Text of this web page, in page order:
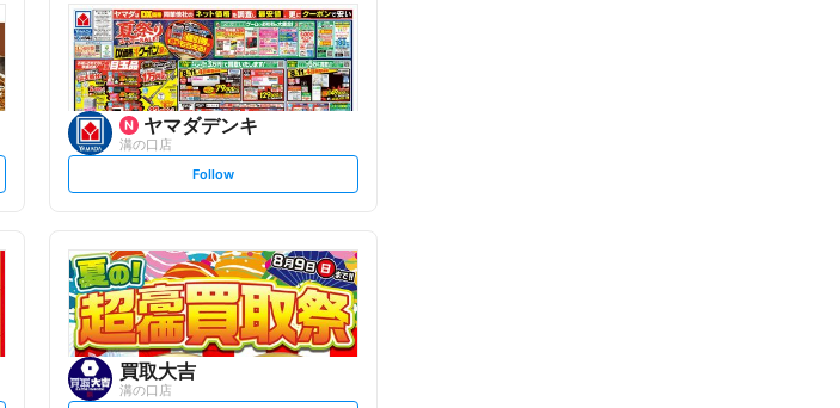
ヤマダデンキ
溝の口店
s
t
l
o
w
Follow
買取大吉
溝の口店